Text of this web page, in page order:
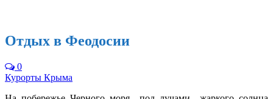
Отдых в Феодосии
0
Курорты Крыма